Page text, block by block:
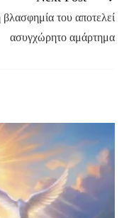
βλασφημία του αποτελεί
ασυγχώρητο αμάρτημα